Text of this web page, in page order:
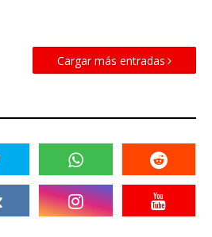
Cargar más entradas